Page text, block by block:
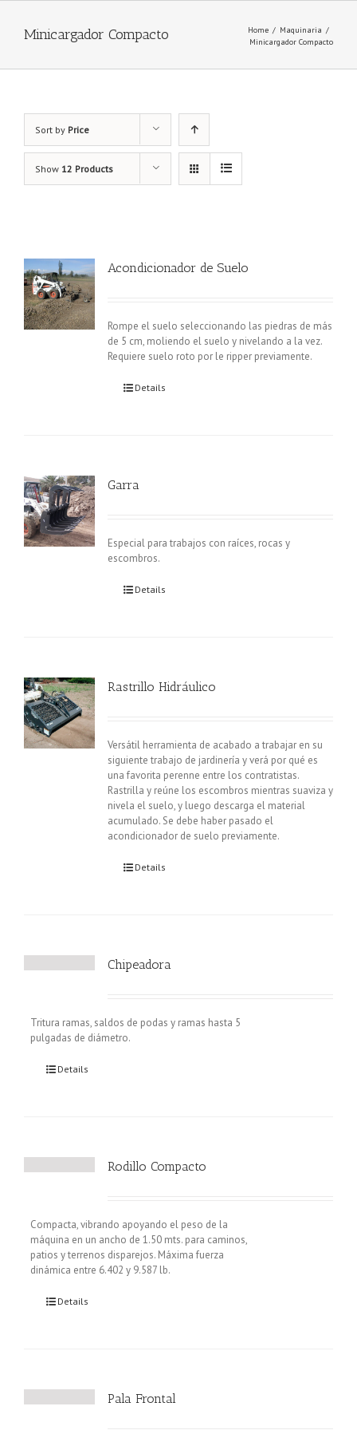
Minicargador Compacto Home / Maquinaria /
Minicargador Compacto
Sort by Price
Show 12 Products
Acondicionador de Suelo
Rompe el suelo seleccionando las piedras de más
de 5 cm, moliendo el suelo y nivelando a la vez.
Requiere suelo roto por le ripper previamente.
Details
Garra
Especial para trabajos con raíces, rocas y
escombros.
Details
Rastrillo Hidráulico
Versátil herramienta de acabado a trabajar en su
siguiente trabajo de jardinería y verá por qué es
una favorita perenne entre los contratistas.
Rastrilla y reúne los escombros mientras suaviza y
nivela el suelo, y luego descarga el material
acumulado. Se debe haber pasado el
acondicionador de suelo previamente.
Details
Chipeadora
Tritura ramas, saldos de podas y ramas hasta 5
pulgadas de diámetro.
Details
Rodillo Compacto
Compacta, vibrando apoyando el peso de la
máquina en un ancho de 1.50 mts. para caminos,
patios y terrenos disparejos. Máxima fuerza
dinámica entre 6.402 y 9.587 lb.
Details
Pala Frontal